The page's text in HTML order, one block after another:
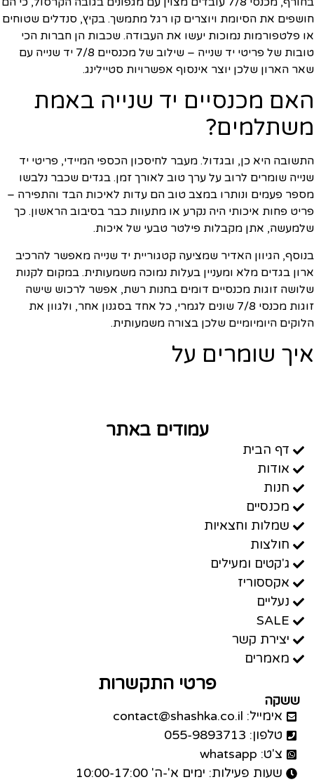
חושפים את הסיומת ויוצרים קו רגל מתמשך. בקיץ, סנדלים שטוחים
או פלטפורמות נמוכות יעשו את העבודה. שכבות הן חברות הכי
טובות של פריטי יד שנייה – שילוב של מכנסיים 7/8 יד שנייה עם
שאר הארון שלכן יוצר אינסוף אפשרויות סטיילינג.
האם מכנסיים יד שנייה באמת
משתלמים?
התשובה היא כן, ובגדול. מעבר לחיסכון הכספי המיידי, פריטי יד
שנייה שומרים לרוב על ערך טוב לאורך זמן. בגדים שכבר נלבשו
מספר פעמים ונותרו במצב טוב הם עדות לאיכות הבד והתפירה –
פריט פחות איכותי היה נקרע או מתעוות כבר בסיבוב הראשון. כך
שלמעשה, אתן מקבלות פילטר טבעי של איכות.
בנוסף, הגיוון האדיר שמציעה קטגוריית יד שנייה מאפשר להרכיב
ארון בגדים מלא ומעניין בעלות נמוכה משמעותית. במקום לקנות
שלושה זוגות מכנסיים דומים בחנות רשת, אפשר לרכוש שישה
זוגות מכנסי 7/8 שונים לגמרי, כל אחד בסגנון אחר, ולגוון את
הלוקים היומיומיים שלכן בצורה משמעותית.
איך שומרים על
עמודים באתר
דף הבית
אודות
חנות
מכנסיים
שמלות וחצאיות
חולצות
ג'קטים ומעילים
אקססוריז
נעליים
SALE
יצירת קשר
מאמרים
פרטי התקשרות
ששקה
אימייל: contact@shashka.co.il
טלפון: 055-9893713
צ'ט: whatsapp
שעות פעילות: ימים א'-ה' 10:00-17:00